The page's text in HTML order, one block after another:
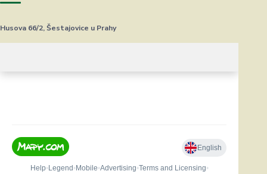
Husova 66/2, Šestajovice u Prahy